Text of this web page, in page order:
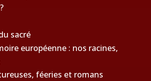
sacré
européenne : nos racines,
féeries et romans